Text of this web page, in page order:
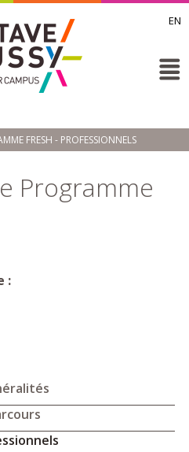
EN
FRESH - PROFESSIONNELS
Programme
: